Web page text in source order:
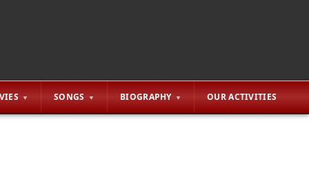
SONGS BIOGRAPHY OUR ACTIVITIES